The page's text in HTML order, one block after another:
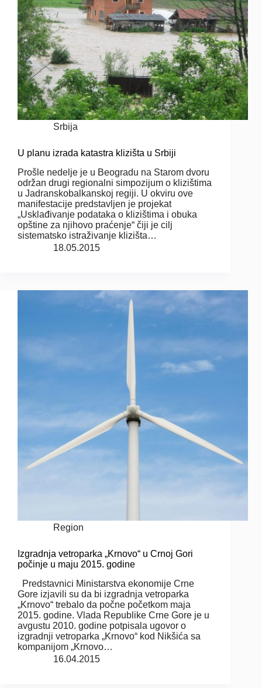
Srbija
U planu izrada katastra klizišta u Srbiji
Prošle nedelje je u Beogradu na Starom dvoru
održan drugi regionalni simpozijum o klizištima
u Jadranskobalkanskoj regiji. U okviru ove
manifestacije predstavljen je projekat
„Usklađivanje podataka o klizištima i obuka
opštine za njihovo praćenje“ čiji je cilj
sistematsko istraživanje klizišta…
18.05.2015
Region
Izgradnja vetroparka „Krnovo“ u Crnoj Gori
počinje u maju 2015. godine
Predstavnici Ministarstva ekonomije Crne
Gore izjavili su da bi izgradnja vetroparka
„Krnovo“ trebalo da počne početkom maja
2015. godine. Vlada Republike Crne Gore je u
avgustu 2010. godine potpisala ugovor o
izgradnji vetroparka „Krnovo“ kod Nikšića sa
kompanijom „Krnovo…
16.04.2015